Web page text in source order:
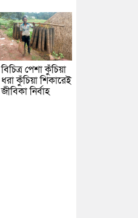
বিচিত্র পেশা কুঁচিয়া
ধরা কুঁচিয়া শিকারেই
জীবিকা নির্বাহ